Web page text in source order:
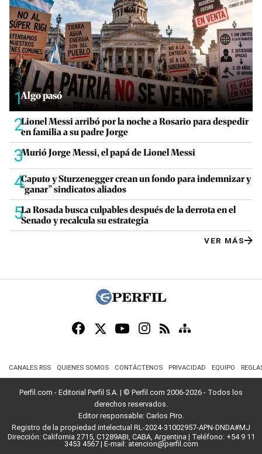
1Algo pasó
2Lionel Messi arribó por la noche a Rosario para despedir
en familia a su padre Jorge
3Murió Jorge Messi, el papá de Lionel Messi
4Caputo y Sturzenegger crean un fondo para indemnizar y
“ganar” sindicatos aliados
5La Rosada busca culpables después de la derrota en el
Senado y recalcula su estrategia
VER MÁS
CANALES RSS QUIENES SOMOS CONTÁCTENOS PRIVACIDAD EQUIPO
Perfil.com - Editorial Perfil S.A. | © Perfil.com 2006-2026 - Todos los
derechos reservados.
Editor responsable: Carlos Piro.
Registro de la propiedad intelectual RL-2024-31002957-APN-DNDA#MJ
Dirección: California 2715, C1289ABI, CABA, Argentina | Teléfono: +54 9 11
3453 4567| E-mail: atencion@perfil.com